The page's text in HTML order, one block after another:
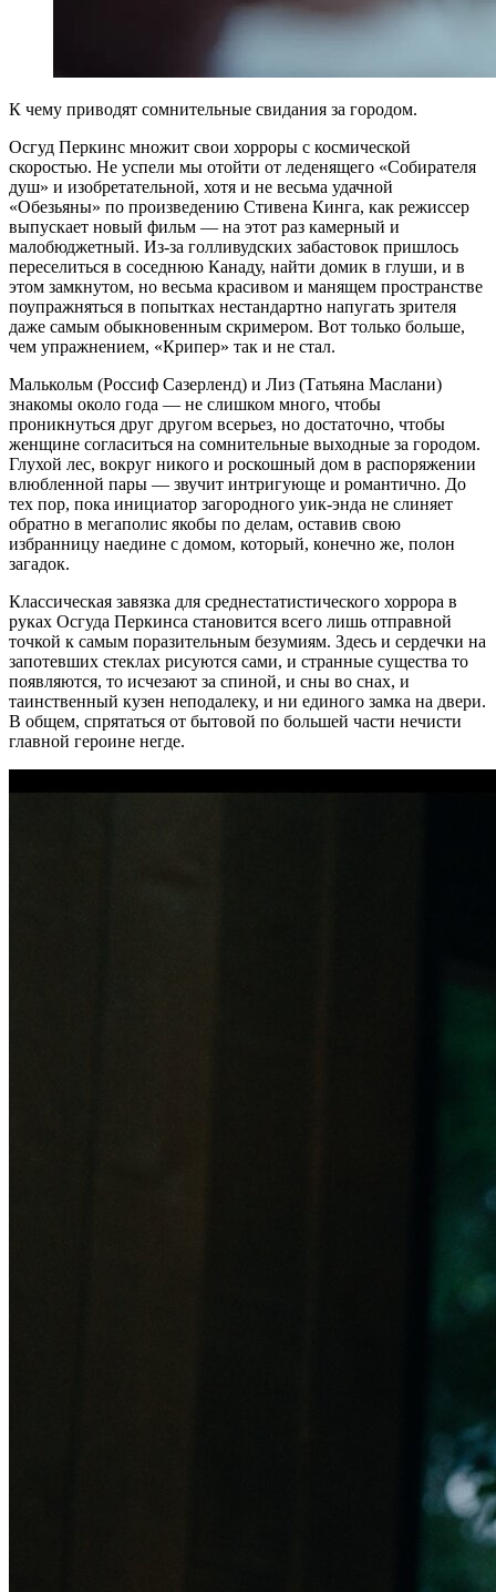
К чему приводят сомнительные свидания за городом.
Осгуд Перкинс множит свои хорроры с космической
скоростью. Не успели мы отойти от леденящего «Собирателя
душ» и изобретательной, хотя и не весьма удачной
«Обезьяны» по произведению Стивена Кинга, как режиссер
выпускает новый фильм — на этот раз камерный и
малобюджетный. Из-за голливудских забастовок пришлось
переселиться в соседнюю Канаду, найти домик в глуши, и в
этом замкнутом, но весьма красивом и манящем пространстве
поупражняться в попытках нестандартно напугать зрителя
даже самым обыкновенным скримером. Вот только больше,
чем упражнением, «Крипер» так и не стал.
Малькольм (Россиф Сазерленд) и Лиз (Татьяна Маслани)
знакомы около года — не слишком много, чтобы
проникнуться друг другом всерьез, но достаточно, чтобы
женщине согласиться на сомнительные выходные за городом.
Глухой лес, вокруг никого и роскошный дом в распоряжении
влюбленной пары — звучит интригующе и романтично. До
тех пор, пока инициатор загородного уик-энда не слиняет
обратно в мегаполис якобы по делам, оставив свою
избранницу наедине с домом, который, конечно же, полон
загадок.
Классическая завязка для среднестатистического хоррора в
руках Осгуда Перкинса становится всего лишь отправной
точкой к самым поразительным безумиям. Здесь и сердечки на
запотевших стеклах рисуются сами, и странные существа то
появляются, то исчезают за спиной, и сны во снах, и
таинственный кузен неподалеку, и ни единого замка на двери.
В общем, спрятаться от бытовой по большей части нечисти
главной героине негде.